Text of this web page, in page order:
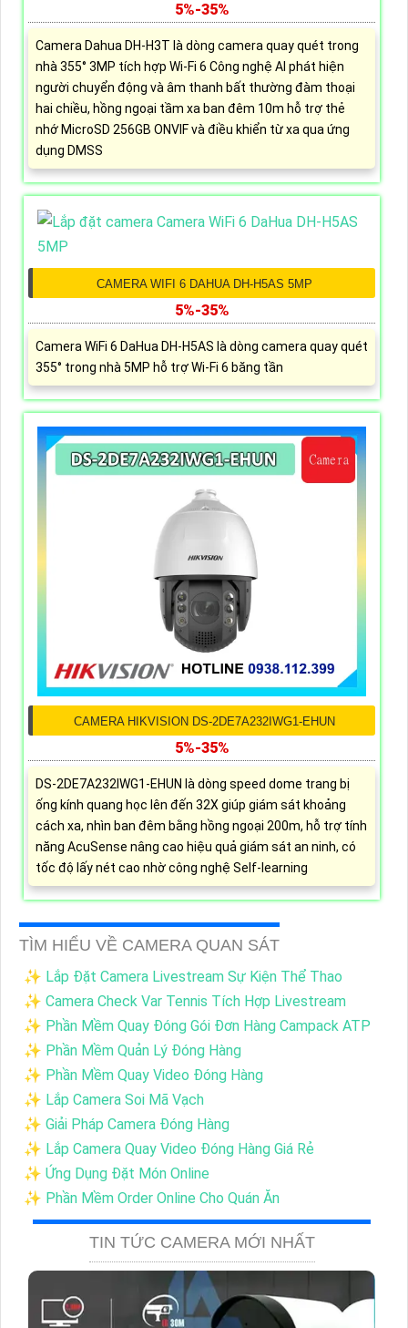
5%-35%
Camera Dahua DH-H3T là dòng camera quay quét trong
nhà 355° 3MP tích hợp Wi-Fi 6 Công nghệ AI phát hiện
người chuyển động và âm thanh bất thường đàm thoại
hai chiều, hồng ngoại tầm xa ban đêm 10m hỗ trợ thẻ
nhớ MicroSD 256GB ONVIF và điều khiển từ xa qua ứng
dụng DMSS
CAMERA WIFI 6 DAHUA DH-H5AS 5MP
5%-35%
Camera WiFi 6 DaHua DH-H5AS là dòng camera quay quét
355° trong nhà 5MP hỗ trợ Wi-Fi 6 băng tần
CAMERA HIKVISION DS-2DE7A232IWG1-EHUN
5%-35%
DS-2DE7A232IWG1-EHUN là dòng speed dome trang bị
ống kính quang học lên đến 32X giúp giám sát khoảng
cách xa, nhìn ban đêm bằng hồng ngoại 200m, hỗ trợ tính
năng AcuSense nâng cao hiệu quả giám sát an ninh, có
tốc độ lấy nét cao nhờ công nghệ Self-learning
TÌM HIỂU VỀ CAMERA QUAN SÁT
✨ Lắp Đặt Camera Livestream Sự Kiện Thể Thao
✨ Camera Check Var Tennis Tích Hợp Livestream
✨ Phần Mềm Quay Đóng Gói Đơn Hàng Campack ATP
✨ Phần Mềm Quản Lý Đóng Hàng
✨ Phần Mềm Quay Video Đóng Hàng
✨ Lắp Camera Soi Mã Vạch
✨ Giải Pháp Camera Đóng Hàng
✨ Lắp Camera Quay Video Đóng Hàng Giá Rẻ
✨ Ứng Dụng Đặt Món Online
✨ Phần Mềm Order Online Cho Quán Ăn
TIN TỨC CAMERA MỚI NHẤT